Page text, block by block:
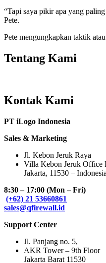
“Tapi saya pikir apa yang
Pete.
Pete mengungkapkan taktik
Tentang Kami
Kontak Kami
PT iLogo Indonesia
Sales & Marketing
Jl. Kebon Jeruk Raya
Villa Kebon Jeruk Office
Jakarta, 11530 – Indonesia
8:30 – 17:00 (Mon – Fri)
(+62) 21 53660861
sales@qfirewall.id
Support Center
Jl. Panjang no. 5,
AKR Tower – 9th Floor
Jakarta Barat 11530